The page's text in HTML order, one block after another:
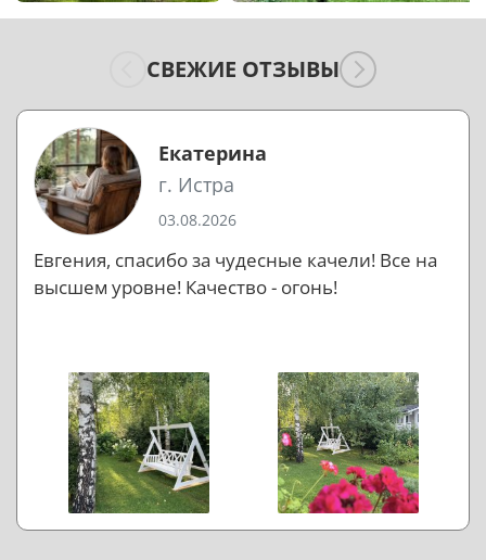
СВЕЖИЕ ОТЗЫВЫ
Екатерина
г. Истра
03.08.2026
Евгения, спасибо за чудесные качели! Все на
высшем уровне! Качество - огонь!